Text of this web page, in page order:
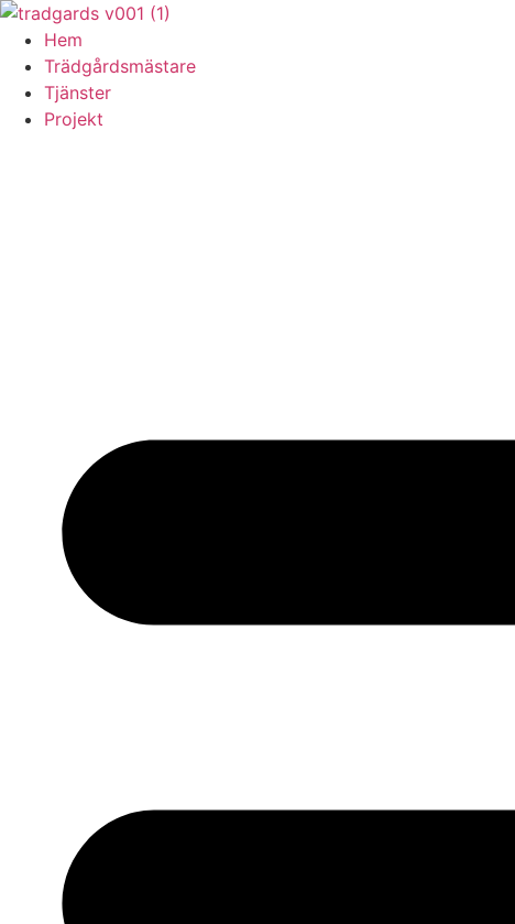
Skip
content
Hem
Trädgårdsmästare
Tjänster
Projekt